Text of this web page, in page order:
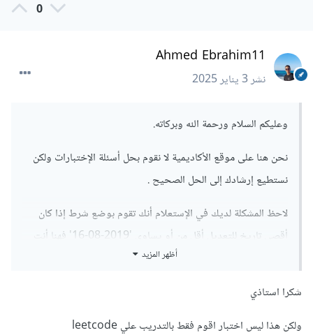
0
Ahmed Ebrahim11
نشر3 يناير 2025
وعليكم السلام ورحمة الله وبركاته.
نحن هنا على موقع الأكاديمية لا نقوم بحل أسئلة الإختبارات ولكن
نستطيع إرشادك إلى الحل الصحيح .
لاحظ المشكلة لديك في الإستعلام أنك تقوم بوضع شرط إذا كان
أقصى تاريخ للتعديل أقل من أو يساوي '2019-08-16' فهنا أنت
أظهر المزيد
شكرا استاذي
ولكن هذا ليس اختبار اقوم فقط بالتدريب علي leetcode